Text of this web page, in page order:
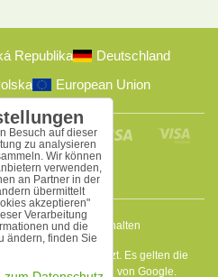
Republika
Deutschland
European Union
Alle Rechte vorbehalten
und Google geschützt. Es gelten die
Nutzungsbedingungen von Google.
Besuch auf dieser
zu analysieren
Wir können
verwenden,
an Partner in der
übermittelt
akzeptieren"
Verarbeitung
und die
ändern, finden Sie